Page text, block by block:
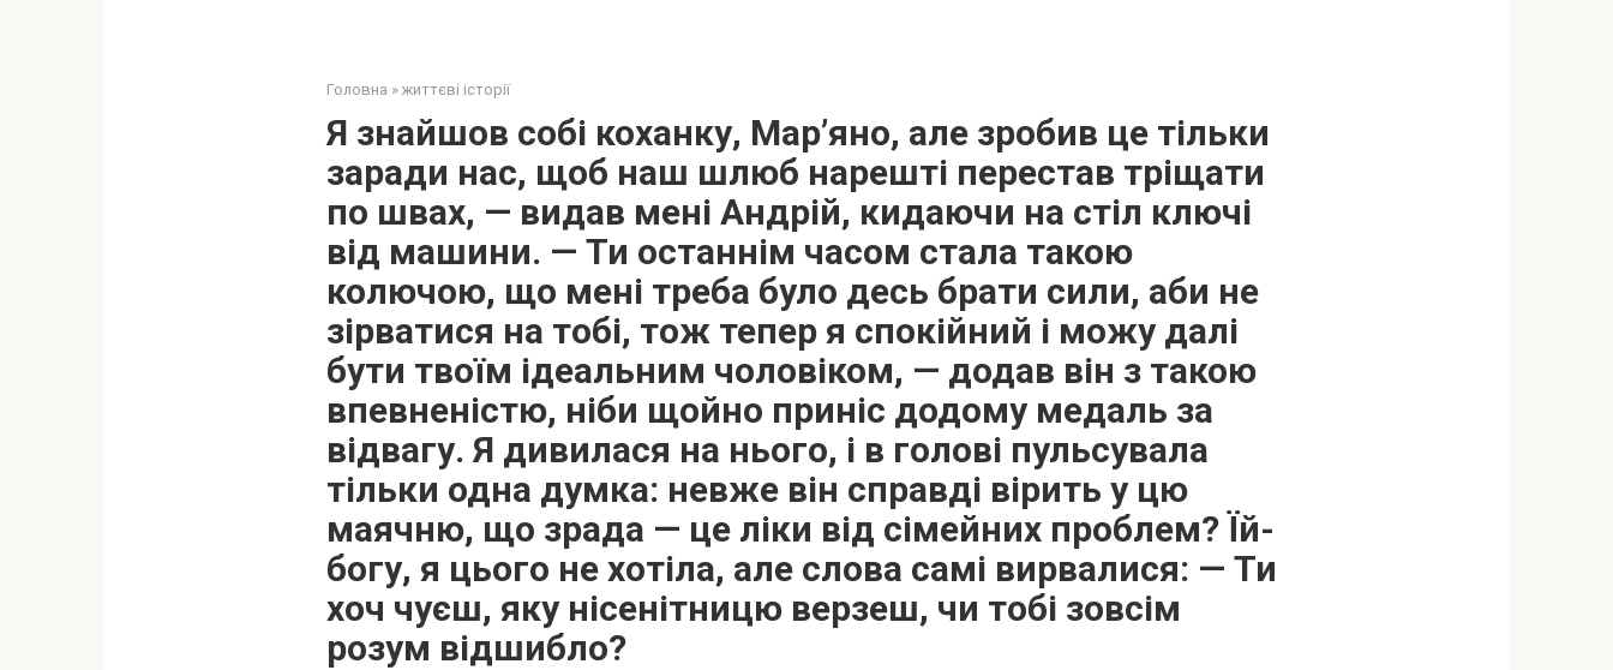
Головна » життєві історії
Я знайшов собі коханку, Мар’яно, але зробив це тільки
заради нас, щоб наш шлюб нарешті перестав тріщати
по швах, — видав мені Андрій, кидаючи на стіл ключі
від машини. — Ти останнім часом стала такою
колючою, що мені треба було десь брати сили, аби не
зірватися на тобі, тож тепер я спокійний і можу далі
бути твоїм ідеальним чоловіком, — додав він з такою
впевненістю, ніби щойно приніс додому медаль за
відвагу. Я дивилася на нього, і в голові пульсувала
тільки одна думка: невже він справді вірить у цю
маячню, що зрада — це ліки від сімейних проблем? Їй-
богу, я цього не хотіла, але слова самі вирвалися: — Ти
хоч чуєш, яку нісенітницю верзеш, чи тобі зовсім
розум відшибло?